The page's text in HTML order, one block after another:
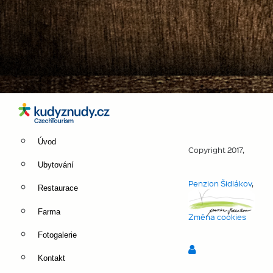
Úvod
Ubytování
Restaurace
Farma
Fotogalerie
Kontakt
Copyright 2017,
Penzion Šidlákov,
Změna cookies